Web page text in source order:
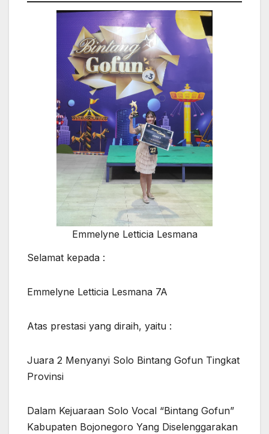
Emmelyne Letticia Lesmana
Selamat kepada :
Emmelyne Letticia Lesmana 7A
Atas prestasi yang diraih, yaitu :
Juara 2 Menyanyi Solo Bintang Gofun Tingkat
Provinsi
Dalam Kejuaraan Solo Vocal “Bintang Gofun”
Kabupaten Bojonegoro Yang Diselenggarakan